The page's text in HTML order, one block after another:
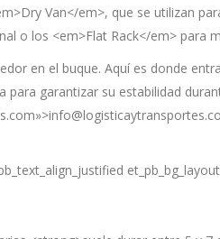
Van</em>, que se utilizan
o los <em>Flat Rack</em> para
en el buque. Aquí es donde
garantizar su estabilidad